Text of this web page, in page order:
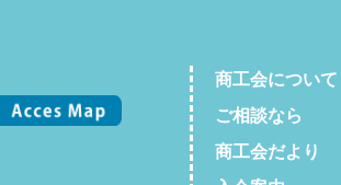
商工会について
ご相談なら
商工会だより